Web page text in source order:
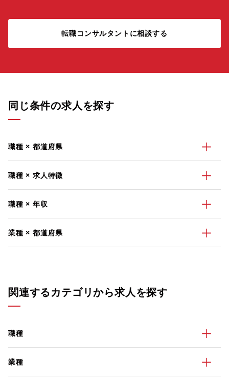
転職コンサルタントに相談する
同じ条件の求人を探す
職種 × 都道府県
職種 × 求人特徴
職種 × 年収
業種 × 都道府県
関連するカテゴリから求人を探す
職種
業種